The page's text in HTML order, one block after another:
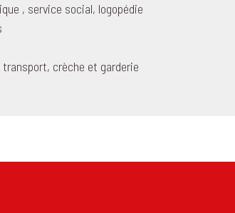
, service social, logopédie
crèche et garderie